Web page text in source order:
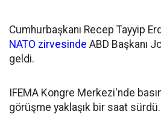
Cumhurbaşkanı Recep Tayyip
NATO zirvesinde ABD Başkanı
geldi.
IFEMA Kongre Merkezi'nde
görüşme yaklaşık bir saat sürdü.